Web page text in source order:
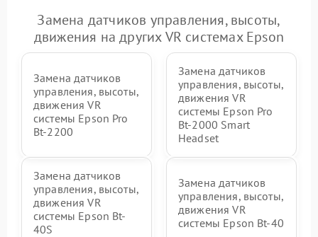
Замена датчиков управления, высоты,
движения на других VR системах Epson
Замена датчиков
управления, высоты,
движения VR
системы Epson Pro
Bt-2200
Замена датчиков
управления, высоты,
движения VR
системы Epson Pro
Bt-2000 Smart
Headset
Замена датчиков
управления, высоты,
движения VR
системы Epson Bt-
40S
Замена датчиков
управления, высоты,
движения VR
системы Epson Bt-40